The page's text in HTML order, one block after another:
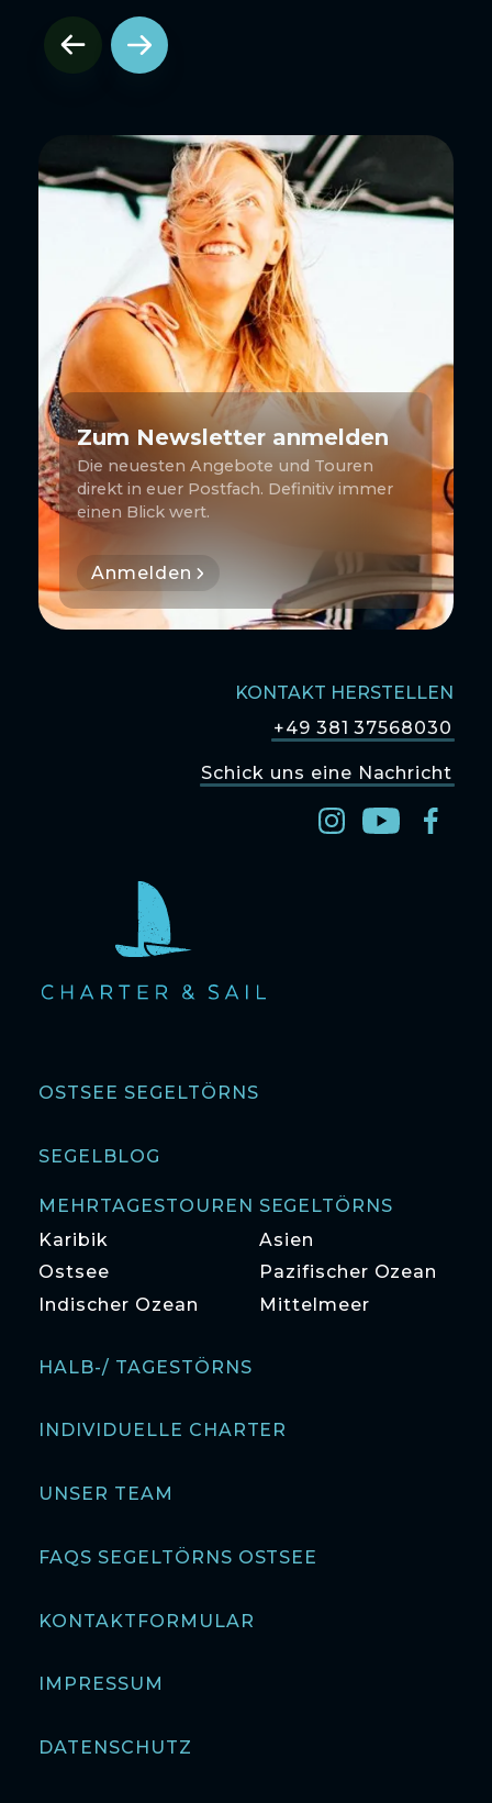
OSTSEE SEGELTÖRNS
SEGELBLOG
MEHRTAGESTOUREN SEGELTÖRNS
Karibik
Ostsee
Indischer Ozean
Asien
Pazifischer Ozean
Mittelmeer
HALB-/ TAGESTÖRNS
INDIVIDUELLE CHARTER
UNSER TEAM
FAQS SEGELTÖRNS OSTSEE
KONTAKTFORMULAR
IMPRESSUM
DATENSCHUTZ
Zum Newsletter anmelden
Die neuesten Angebote und Touren
direkt in euer Postfach. Definitiv immer
einen Blick wert.
Anmelden
KONTAKT HERSTELLEN
+49 381 37568030
Schick uns eine Nachricht